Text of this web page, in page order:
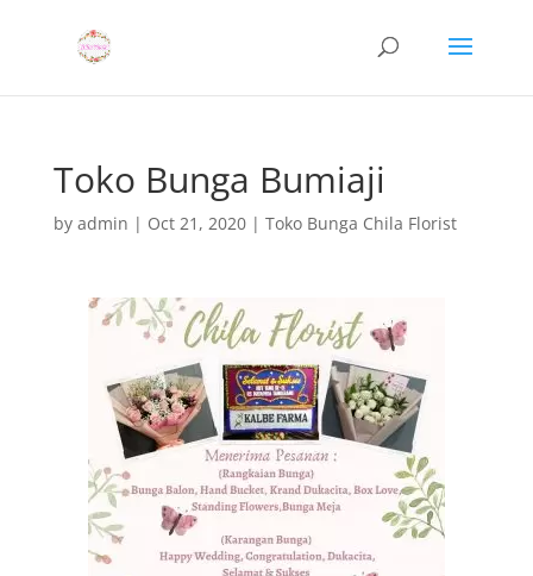
Toko Bunga Bumiaji
by admin | Oct 21, 2020| Toko Bunga Chila Florist